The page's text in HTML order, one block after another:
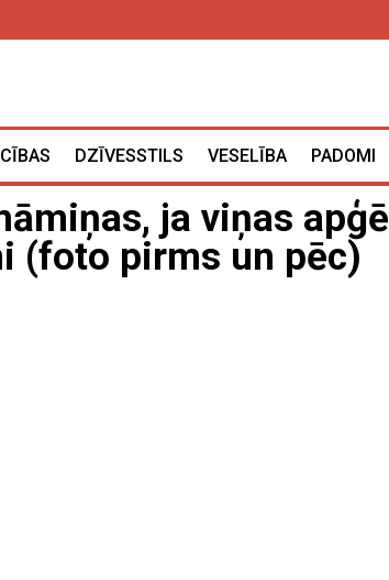
DZĪVESSTILS VESELĪBA PADOMI
ja viņas
(foto pirms un pēc)